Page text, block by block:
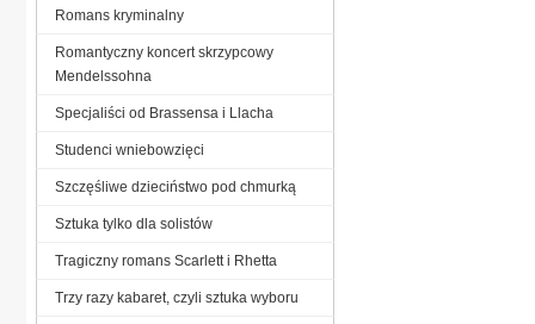
Romans kryminalny
Romantyczny koncert skrzypcowy
Mendelssohna
Specjaliści od Brassensa i Llacha
Studenci wniebowzięci
Szczęśliwe dzieciństwo pod chmurką
Sztuka tylko dla solistów
Tragiczny romans Scarlett i Rhetta
Trzy razy kabaret, czyli sztuka wyboru